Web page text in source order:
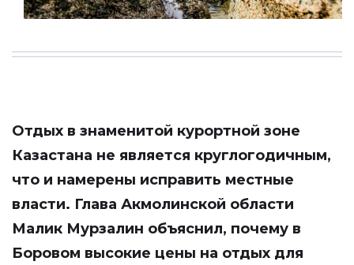
Отдых в знаменитой курортной зоне
Казастана не является круглогодичным,
что и намерены исправить местные
власти. Глава Акмолинской области
Малик Мурзалин объяснил, почему в
Боровом высокие цены на отдых для